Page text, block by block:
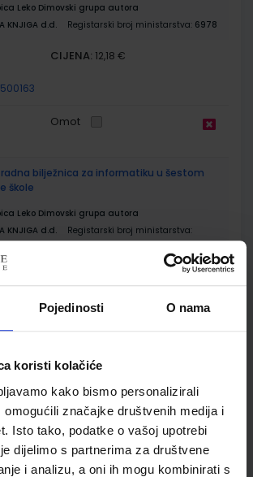
Pojedinosti O nama
koristi kolačiće
kako bismo personalizirali
omogućili značajke društvenih medija i
Isto tako, podatke o vašoj upotrebi
dijelimo s partnerima za društvene
i analizu, a oni ih mogu kombinirati s
Leko Dimovski grupa autora
KNJIGA d.d. Registarski broj ministarstva: 6978
CIJENA: 12,18 €
500163
Omot
radna bilježnica za informatiku u šestom
škole
Leko Dimovski grupa autora
KNJIGA d.d.
Registarski broj ministarstva:
iz prirode za 6. razred osnovne škole
Karakaš Lopac Groš Meštrović
d.o.o. Registarski broj ministarstva:6914
CIJENA:12,18 €